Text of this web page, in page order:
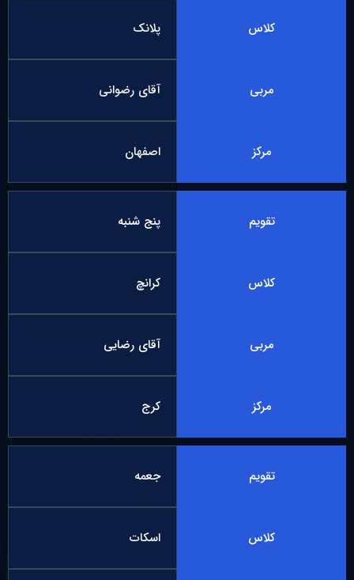
کلاس پلانک
مربی آقای رضوانی
مرکز اصفهان
تقویم پنج شنبه
کلاس کرانچ
مربی آقای رضایی
مرکز کرج
تقویم جعمه
کلاس اسکات